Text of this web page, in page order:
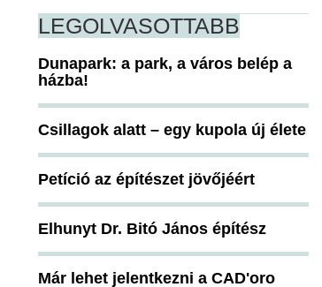
LEGOLVASOTTABB
Dunapark: a park, a város belép a
házba!
Csillagok alatt – egy kupola új élete
Petíció az építészet jövőjéért
Elhunyt Dr. Bitó János építész
Már lehet jelentkezni a CAD'oro